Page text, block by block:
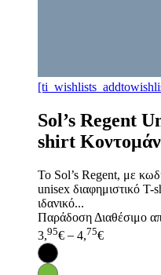
Sol’s Regent
shirt
Το Sol’s Regent, με
unisex διαφημιστικό T-
ιδανικό...
Παράδοση Διαθέσιμο
3,95€ – 4,75€